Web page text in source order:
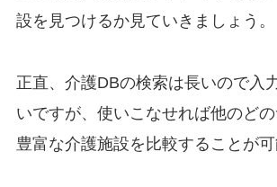
設を見つけるか見ていきましょう。
正直、介護DBの検索は長いので入
いですが、使いこなせれば他のど
豊富な介護施設を比較することが可